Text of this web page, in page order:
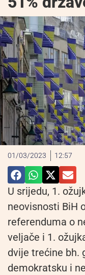
01/03/2023 12:57
U srijedu, 1.
neovisnosti BiH
referenduma o
veljače i 1.
dvije trećine bh.
demokratsku i